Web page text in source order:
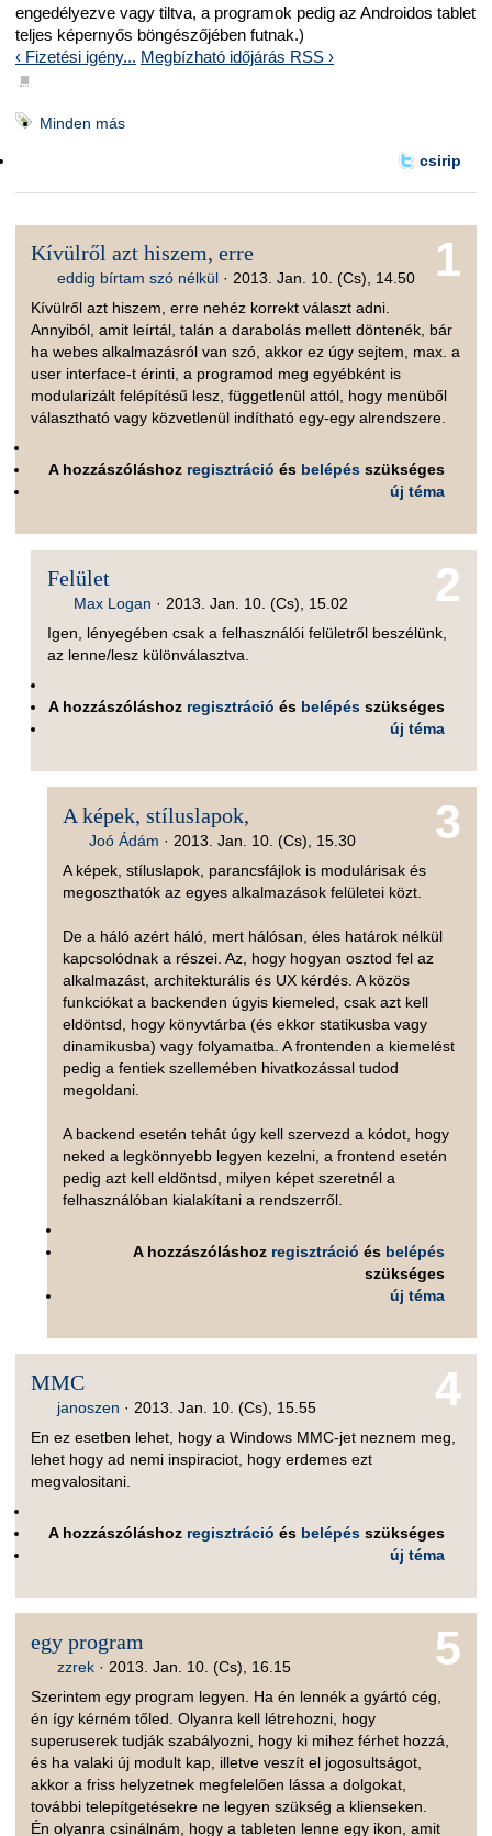
engedélyezve vagy tiltva, a programok pedig az Androidos tablet
teljes képernyős böngészőjében futnak.)
‹ Fizetési igény... Megbízható időjárás RSS ›
■
Minden más
csirip
1
Kívülről azt hiszem, erre
eddig bírtam szó nélkül · 2013. Jan. 10. (Cs), 14.50
Kívülről azt hiszem, erre nehéz korrekt választ adni.
Annyiból, amit leírtál, talán a darabolás mellett döntenék, bár
ha webes alkalmazásról van szó, akkor ez úgy sejtem, max. a
user interface-t érinti, a programod meg egyébként is
modularizált felépítésű lesz, függetlenül attól, hogy menüből
választható vagy közvetlenül indítható egy-egy alrendszere.
A hozzászóláshoz regisztráció és belépés szükséges
új téma
2
Felület
Max Logan · 2013. Jan. 10. (Cs), 15.02
Igen, lényegében csak a felhasználói felületről beszélünk,
az lenne/lesz különválasztva.
A hozzászóláshoz regisztráció és belépés szükséges
új téma
3
A képek, stíluslapok,
Joó Ádám · 2013. Jan. 10. (Cs), 15.30
A képek, stíluslapok, parancsfájlok is modulárisak és
megoszthatók az egyes alkalmazások felületei közt.
De a háló azért háló, mert hálósan, éles határok nélkül
kapcsolódnak a részei. Az, hogy hogyan osztod fel az
alkalmazást, architekturális és UX kérdés. A közös
funkciókat a backenden úgyis kiemeled, csak azt kell
eldöntsd, hogy könyvtárba (és ekkor statikusba vagy
dinamikusba) vagy folyamatba. A frontenden a kiemelést
pedig a fentiek szellemében hivatkozással tudod
megoldani.
A backend esetén tehát úgy kell szervezd a kódot, hogy
neked a legkönnyebb legyen kezelni, a frontend esetén
pedig azt kell eldöntsd, milyen képet szeretnél a
felhasználóban kialakítani a rendszerről.
A hozzászóláshoz regisztráció és belépés
szükséges
új téma
4
MMC
janoszen · 2013. Jan. 10. (Cs), 15.55
En ez esetben lehet, hogy a Windows MMC-jet neznem meg,
lehet hogy ad nemi inspiraciot, hogy erdemes ezt
megvalositani.
A hozzászóláshoz regisztráció és belépés szükséges
új téma
5
egy program
zzrek · 2013. Jan. 10. (Cs), 16.15
Szerintem egy program legyen. Ha én lennék a gyártó cég,
én így kérném tőled. Olyanra kell létrehozni, hogy
superuserek tudják szabályozni, hogy ki mihez férhet hozzá,
és ha valaki új modult kap, illetve veszít el jogosultságot,
akkor a friss helyzetnek megfelelően lássa a dolgokat,
további telepítgetésekre ne legyen szükség a klienseken.
Én olyanra csinálnám, hogy a tableten lenne egy ikon, amit